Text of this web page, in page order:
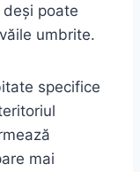
poate
umbrite.
specifice
mai